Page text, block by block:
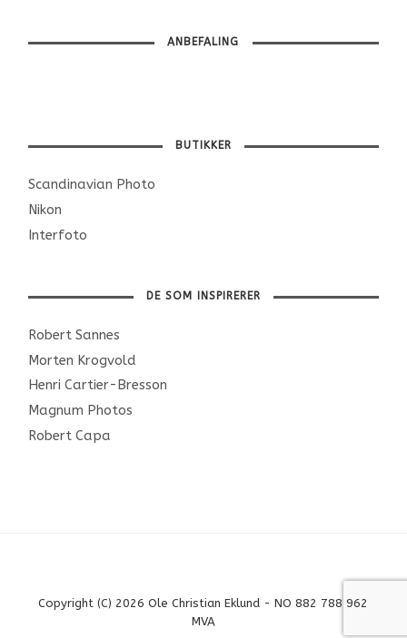
ANBEFALING
BUTIKKER
Scandinavian Photo
Nikon
Interfoto
DE SOM INSPIRERER
Robert Sannes
Morten Krogvold
Henri Cartier-Bresson
Magnum Photos
Robert Capa
Copyright (C) 2026 Ole Christian Eklund - NO 882 788 962
MVA